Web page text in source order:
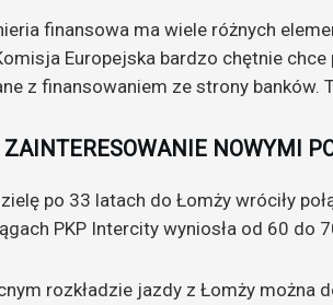
finansowa ma wiele różnych
Europejska bardzo chętnie
z finansowaniem ze strony banków.
ZAINTERESOWANIE NOWYMI
po 33 latach do Łomży wróciły
PKP Intercity wyniosła od 60 do
rozkładzie jazdy z Łomży